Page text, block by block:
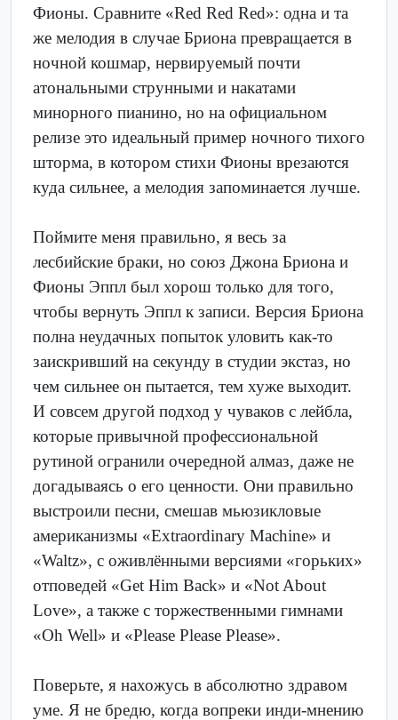
Фионы. Сравните «Red Red Red»: одна и та
же мелодия в случае Бриона превращается в
ночной кошмар, нервируемый почти
атональными струнными и накатами
минорного пианино, но на официальном
релизе это идеальный пример ночного тихого
шторма, в котором стихи Фионы врезаются
куда сильнее, а мелодия запоминается лучше.
Поймите меня правильно, я весь за
лесбийские браки, но союз Джона Бриона и
Фионы Эппл был хорош только для того,
чтобы вернуть Эппл к записи. Версия Бриона
полна неудачных попыток уловить как-то
заискривший на секунду в студии экстаз, но
чем сильнее он пытается, тем хуже выходит.
И совсем другой подход у чуваков с лейбла,
которые привычной профессиональной
рутиной огранили очередной алмаз, даже не
догадываясь о его ценности. Они правильно
выстроили песни, смешав мьюзикловые
американизмы «Extraordinary Machine» и
«Waltz», c оживлёнными версиями «горьких»
отповедей «Get Him Back» и «Not About
Love», а также с торжественными гимнами
«Oh Well» и «Please Please Please».
Поверьте, я нахожусь в абсолютно здравом
уме. Я не бредю, когда вопреки инди-мнению